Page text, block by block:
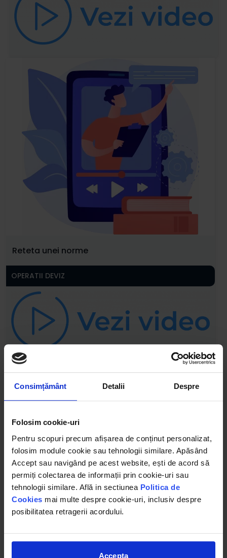
Consimțământ Detalii Despre
Folosim cookie-uri
Pentru scopuri precum afișarea de conținut personalizat,
folosim module cookie sau tehnologii similare. Apăsând
Accept sau navigând pe acest website, ești de acord să
permiți colectarea de informații prin cookie-uri sau
tehnologii similare. Află in sectiunea Politica de
Cookies mai multe despre cookie-uri, inclusiv despre
posibilitatea retragerii acordului.
Accepta
Reteta unei norme
OPERATII DEVIZ